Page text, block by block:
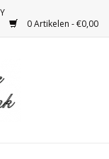
0 Artikelen - €0,00